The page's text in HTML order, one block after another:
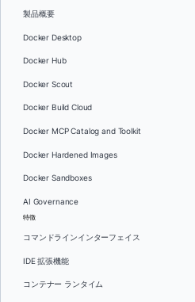
製品概要
Docker Desktop
Docker Hub
Docker Scout
Docker Build Cloud
Docker MCP Catalog and Toolkit
Docker Hardened Images
Docker Sandboxes
AI Governance
特徴
コマンドラインインターフェイス
IDE 拡張機能
コンテナー ランタイム